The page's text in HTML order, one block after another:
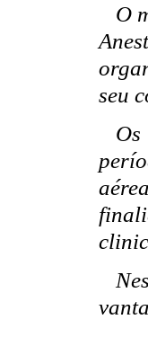
O
seu